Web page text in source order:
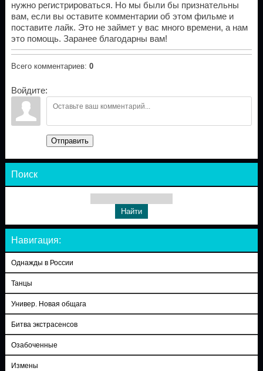
нужно регистрироваться. Но мы были бы признательны
вам, если вы оставите комментарии об этом фильме и
поставите лайк. Это не займет у вас много времени, а нам
это помощь. Заранее благодарны вам!
Всего комментариев: 0
Войдите:
Отправить
Поиск
Навигация:
Однажды в России
Танцы
Универ. Новая общага
Битва экстрасенсов
Озабоченные
Измены